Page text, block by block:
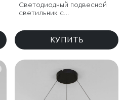
Светодиодный подвесной
светильник с
КУПИТЬ